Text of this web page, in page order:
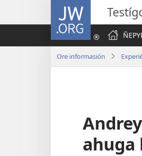
JW.ORG
Ore informasión
ahuga